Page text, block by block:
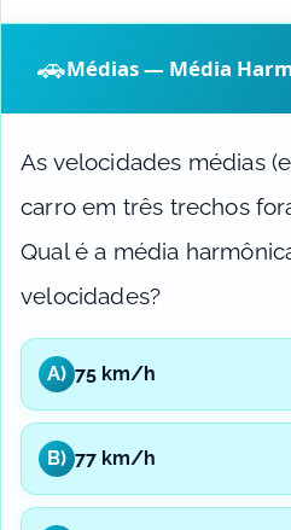
🚗Médias — Média
As velocidades médias
carro em três trechos
Qual é a média
velocidades?
A) 75 km/h
B) 77 km/h